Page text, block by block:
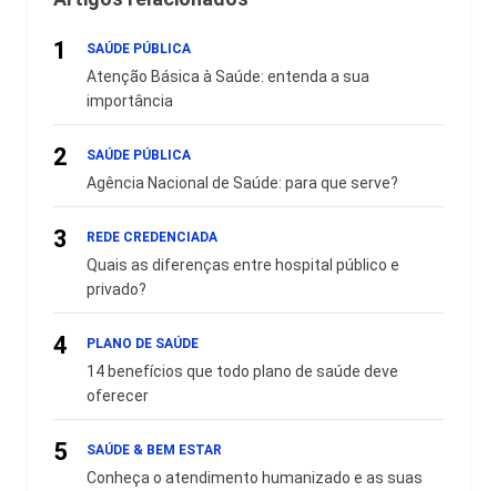
1 SAÚDE PÚBLICA
Atenção Básica à Saúde: entenda a sua
importância
2 SAÚDE PÚBLICA
Agência Nacional de Saúde: para que serve?
3 REDE CREDENCIADA
Quais as diferenças entre hospital público e
privado?
4 PLANO DE SAÚDE
14 benefícios que todo plano de saúde deve
oferecer
5 SAÚDE & BEM ESTAR
Conheça o atendimento humanizado e as suas